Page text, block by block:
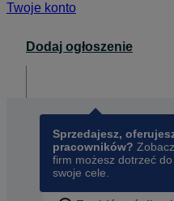
Twoje konto
Dodaj ogłoszenie
Sprzedajesz,
pracowników?
firm możesz dotrzeć
swoje cele.